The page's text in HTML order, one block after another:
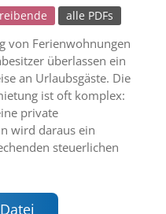
alle PDFs
von Ferienwohnungen
überlassen ein
an Urlaubsgäste. Die
ist oft komplex:
private
wird daraus ein
steuerlichen